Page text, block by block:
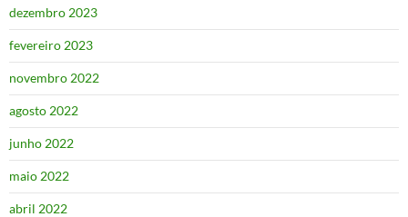
dezembro 2023
fevereiro 2023
novembro 2022
agosto 2022
junho 2022
maio 2022
abril 2022